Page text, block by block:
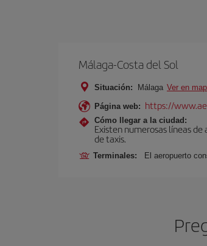
Málaga-Costa del Sol
Situación: Málaga Ver en
Página web: https://
Cómo llegar a la ciudad:
Existen numerosas líneas
de taxis.
Terminales: El aeropuerto